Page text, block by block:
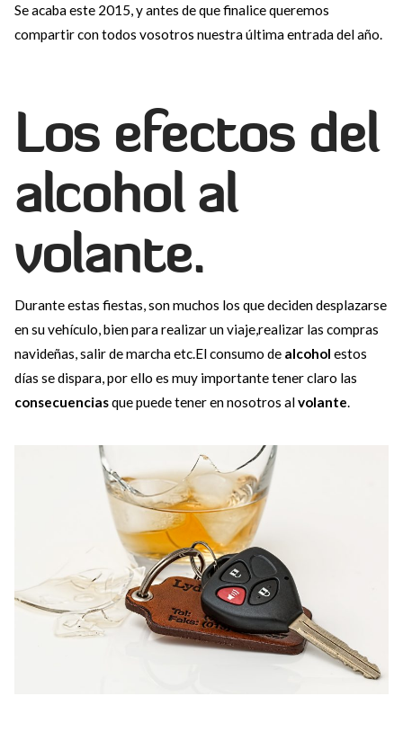
Se acaba este 2015, y antes de que finalice queremos
compartir con todos vosotros nuestra última entrada del año.
Los efectos del
alcohol al
volante.
Durante estas fiestas, son muchos los que deciden desplazarse
en su vehículo, bien para realizar un viaje,realizar las compras
navideñas, salir de marcha etc.El consumo de alcohol estos
días se dispara, por ello es muy importante tener claro las
consecuenciasque puede tener en nosotros alvolante.